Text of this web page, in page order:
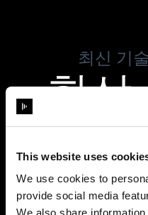
This website uses
We use cookies to
provide social media
We also share
최신 기
항상
앞서